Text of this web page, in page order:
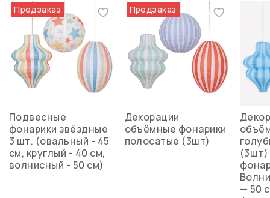
Предзаказ
Подвесные
фонарики звёздные
3 шт. (овальный - 45
см, круглый - 40 см,
волнисный - 50 см)
Предзаказ
Декорации
объёмные фонарики
полосатые (3шт)
— 50